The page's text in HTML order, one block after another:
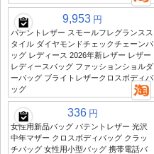
9,953 円
パテントレザー スモールフレグランスス
タイル ダイヤモンドチェックチェーンバ
ッグ レディース 2026年新レザー レザー
レディースバッグ ファッションショルダ
ーバッグ ブライトレザークロスボディバ
ッグ
336 円
女性用新品バッグ パテントレザー 光沢
中年マザー クロスボディバッグ クラッ
チバッグ 女性用小型バッグ 携帯電話バ